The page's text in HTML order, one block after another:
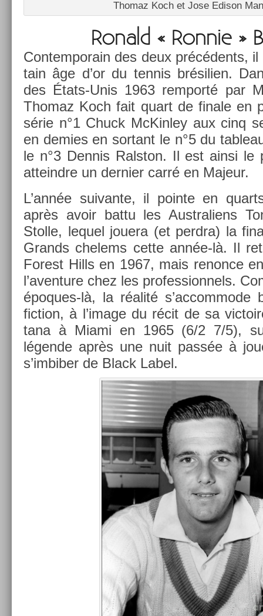
Thomaz Koch et Jose Edison
Ronald « Ron­nie »
Con­tem­porain des deux précédents,
tain âge d’or du ten­nis brésili­en.
des États-Unis 1963 re­mporté par
Thomaz Koch fait quart de fin­ale en
série n°1 Chuck McKin­ley aux cinq
en de­m­ies en sor­tant le n°5 du
le n°3 De­nnis Ralston. Il est ainsi le
at­teindre un de­rni­er carré en Majeur.
L’année suivan­te, il poin­te en
après avoir battu les Australiens
Stol­le, lequel jouera (et per­dra) la
Grands chelems cette année-là. Il
Forest Hills en 1967, mais re­non­ce
l’aven­ture chez les pro­fes­sion­nels.
époques-là, la réalité s’ac­commode
fic­tion, à l’image du récit de sa
tana à Miami en 1965 (6/2 7/5),
légende après une nuit passée à
s’im­bib­er de Black Label.